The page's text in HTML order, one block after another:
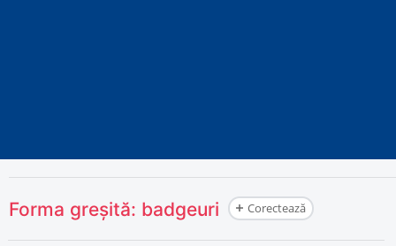
Forma greșită: badgeuri Corectează